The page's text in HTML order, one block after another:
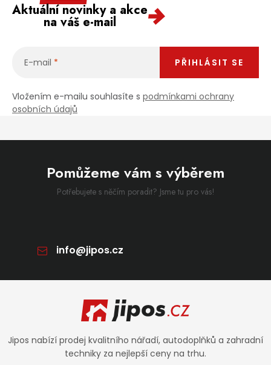
Aktuální novinky a akce
na váš e-mail
E-mail
Vložením e-mailu souhlasíte s podmínkami ochrany
osobních údajů
PŘIHLÁSIT SE
Pomůžeme vám s výběrem
Potřebujete s něčím poradit? Jsme tu pro vás!
info@jipos.cz
Jipos nabízí prodej kvalitního nářadí, autodoplňků a zahradní
techniky za nejlepší ceny na trhu.